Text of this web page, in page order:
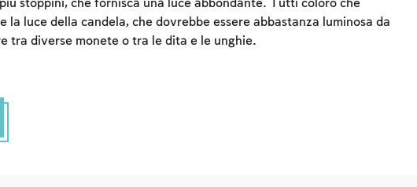
stoppini, che fornisca una luce abbondante. Tutti coloro che
la luce della candela, che dovrebbe essere abbastanza luminosa da
tra diverse monete o tra le dita e le unghie.